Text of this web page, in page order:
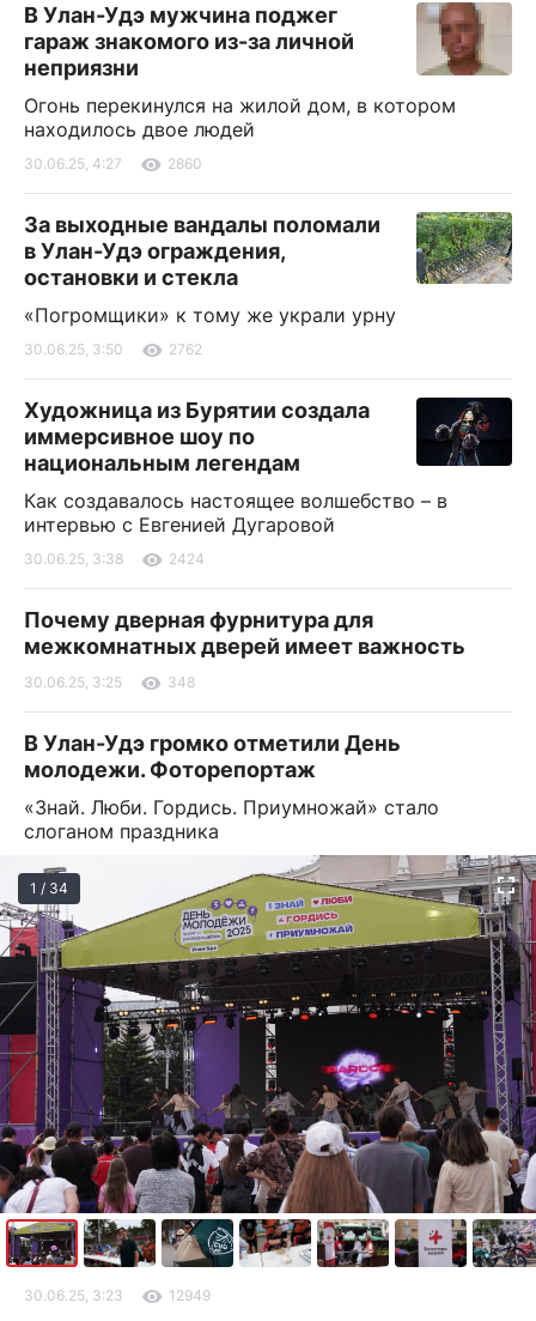
В Улан-Удэ мужчина поджег
гараж знакомого из-за личной
неприязни
Огонь перекинулся на жилой дом, в котором
находилось двое людей
30.06.25, 4:27 2860
За выходные вандалы поломали
в Улан-Удэ ограждения,
остановки и стекла
«Погромщики» к тому же украли урну
30.06.25, 3:50 2762
Художница из Бурятии создала
иммерсивное шоу по
национальным легендам
Как создавалось настоящее волшебство – в
интервью с Евгенией Дугаровой
30.06.25, 3:38 2424
Почему дверная фурнитура для
межкомнатных дверей имеет важность
30.06.25, 3:25 348
В Улан-Удэ громко отметили День
молодежи. Фоторепортаж
«Знай. Люби. Гордись. Приумножай» стало
слоганом праздника
1 / 34
30.06.25, 3:23 12949